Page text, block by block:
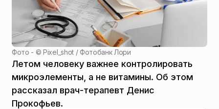
Фото - ©Pixel_shot / Фотобанк Лори
Летом человеку важнее контролировать
микроэлементы, а не витамины. Об этом
рассказал врач-терапевт Денис
Прокофьев.